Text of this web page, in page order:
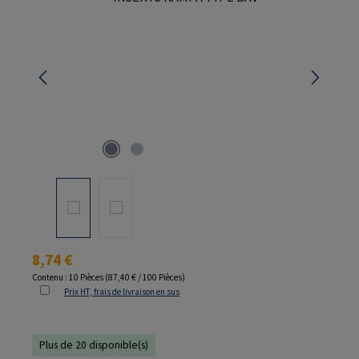
Prix régulier :
8,74 €
Contenu : 10 Pièces (87,40 € / 100 Pièces)
Prix HT, frais de livraison en sus
Plus de 20 disponible(s)